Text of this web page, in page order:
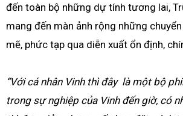
đến toàn bộ những dự tính tương lai,
mang đến màn ảnh rộng những
mẽ, phức tạp qua diễn xuất ổn định,
“Với cá nhân Vinh thì đây là một bộ
trong sự nghiệp của Vinh đến giờ, có